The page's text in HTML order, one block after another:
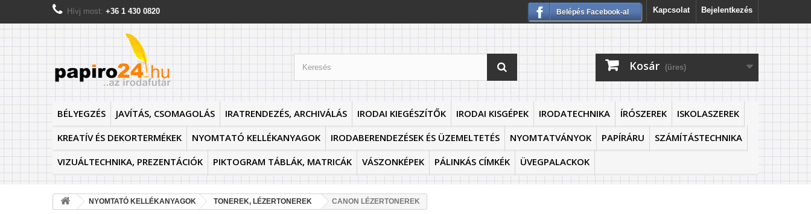
Bejelentkezés
Kapcsolat
Hívj most: +36 1 430 0820 Belépés Facebook-al
Kosár (üres)
BÉLYEGZÉS JAVÍTÁS, CSOMAGOLÁS IRATRENDEZÉS, ARCHIVÁLÁS IRODAI KIEGÉSZÍTŐK IRODAI KISGÉPEK IRODATECHNIKA ÍRÓSZEREK
ISKOLASZEREK
KREATÍV ÉS DEKORTERMÉKEK
NYOMTATÓ KELLÉKANYAGOK IRODABERENDEZÉSEK ÉS ÜZEMELTETÉS NYOMTATVÁNYOK PAPÍRÁRU
SZÁMÍTÁSTECHNIKA
VIZUÁLTECHNIKA, PREZENTÁCIÓK
PIKTOGRAM TÁBLÁK, MATRICÁK VÁSZONKÉPEK PÁLINKÁS CÍMKÉK ÜVEGPALACKOK
NYOMTATÓ KELLÉKANYAGOK TONEREK, LÉZERTONEREK CANON LÉZERTONEREK